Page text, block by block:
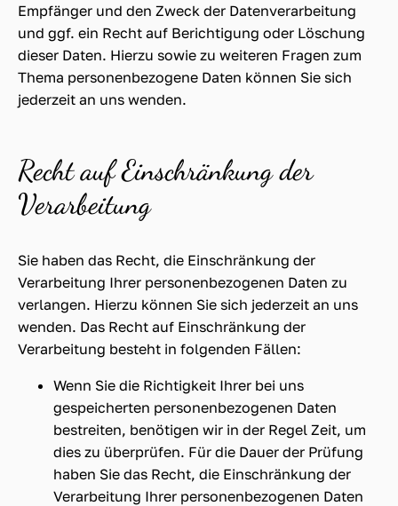
Empfänger und den Zweck der Datenverarbeitung
und ggf. ein Recht auf Berichtigung oder Löschung
dieser Daten. Hierzu sowie zu weiteren Fragen zum
Thema personenbezogene Daten können Sie sich
jederzeit an uns wenden.
Recht auf Einschränkung der
Verarbeitung
Sie haben das Recht, die Einschränkung der
Verarbeitung Ihrer personenbezogenen Daten zu
verlangen. Hierzu können Sie sich jederzeit an uns
wenden. Das Recht auf Einschränkung der
Verarbeitung besteht in folgenden Fällen:
Wenn Sie die Richtigkeit Ihrer bei uns
gespeicherten personenbezogenen Daten
bestreiten, benötigen wir in der Regel Zeit, um
dies zu überprüfen. Für die Dauer der Prüfung
haben Sie das Recht, die Einschränkung der
Verarbeitung Ihrer personenbezogenen Daten